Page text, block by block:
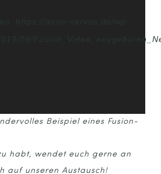
09/
Beispiel eines Fusion-
habt, wendet euch gerne an
auf unseren Austausch!